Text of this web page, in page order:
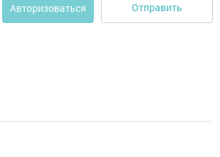
Авторизоваться Отправить